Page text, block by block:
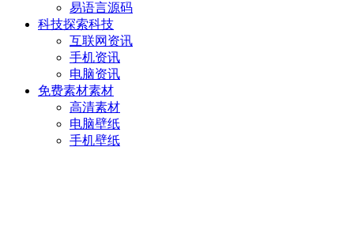
易语言源码
科技探索科技
互联网资讯
手机资讯
电脑资讯
免费素材素材
高清素材
电脑壁纸
手机壁纸